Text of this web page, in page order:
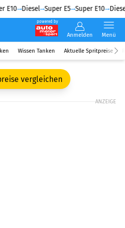
E10 Diesel Super E5 Super E10 Diesel
powered by
Anmelden Menü
Wissen Tanken Aktuelle Spritpreise
vergleichen
ANZEIGE